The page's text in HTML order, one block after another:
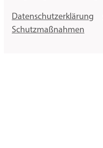
Datenschutzerklärung
Schutzmaßnahmen